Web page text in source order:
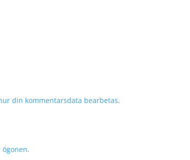
din kommentarsdata bearbetas.